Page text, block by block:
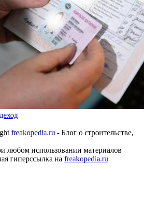
freakopedia.ru - Блог о строительстве,
любом использовании материалов
гиперссылка на freakopedia.ru